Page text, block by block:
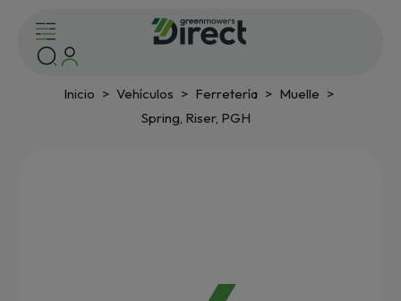
Inicio Vehículos Ferretería
Muelle
Spring, Riser, PGH